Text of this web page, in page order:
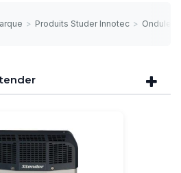
> Produits Studer Innotec >